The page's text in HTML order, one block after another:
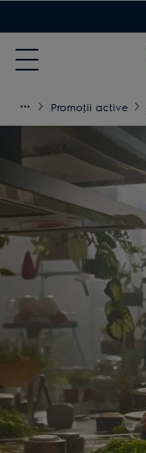
Menu
Promoţii active